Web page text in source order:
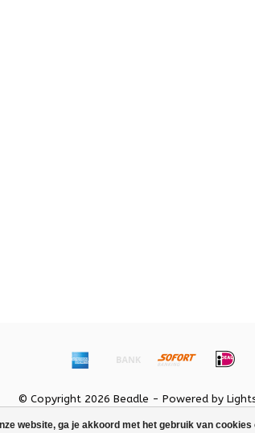
website, ga je akkoord met het gebruik van
© Copyright 2026 Beadle - Powered by